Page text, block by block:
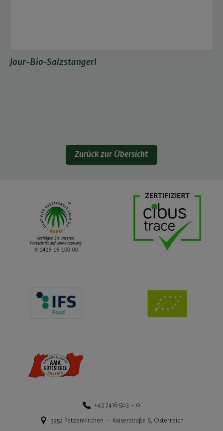
Jour-Bio-Salzstangerl
Zurück zur Übersicht
+43 7416 503 – 0
3252 Petzenkirchen - Kaiserstraße 8, Österreich